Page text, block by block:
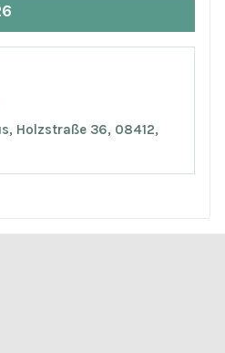
Holzstraße 36, 08412,